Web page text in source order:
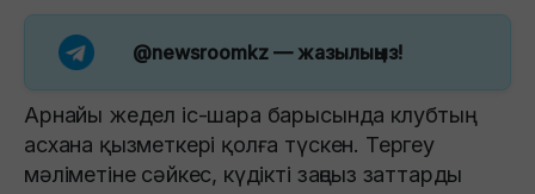
@newsroomkz — жазылыңыз!
Арнайы жедел іс-шара барысында клубтың
асхана қызметкері қолға түскен. Тергеу
мәліметіне сәйкес, күдікті заңсыз заттарды